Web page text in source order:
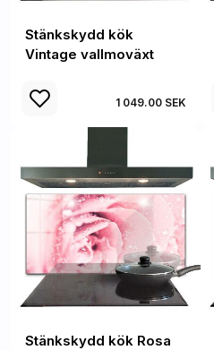
Stänkskydd kök
Vintage vallmoväxt
1 049.00 SEK
Stänkskydd kök Rosa